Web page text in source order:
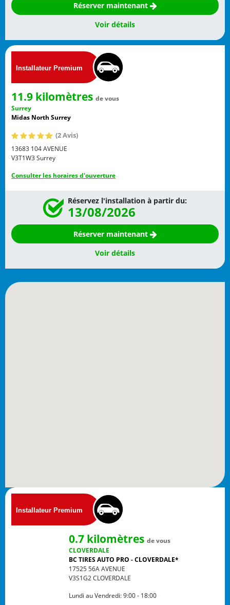
Réserver maintenant
Voir détails
11.9 kilomètres de vous
Surrey
Midas North Surrey
(2 Avis)
13683 104 AVENUE
V3T1W3Surrey
Consulter les horaires d'ouverture
Réservez l'installation à partir du:
13/08/2026
Réserver maintenant
Voir détails
0.7 kilomètres de vous
CLOVERDALE
BC TIRES AUTO PRO - CLOVERDALE*
17525 56A AVENUE
V3S1G2CLOVERDALE
Lundi au Vendredi:9:00 - 18:00